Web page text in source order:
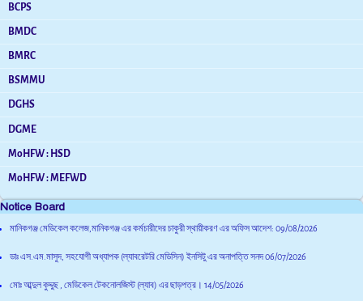
BCPS
BMDC
BMRC
BSMMU
DGHS
DGME
MoHFW : HSD
MoHFW : MEFWD
Notice Board
মানিকগঞ্জ মেডিকেল কলেজ,মানিকগঞ্জ এর কর্মচারীদের চাকুরী স্থায়ীকরণ এর অফিস আদেশ: 09/08/2026
ডাঃ এস.এম.মাসুদ, সহযোগী অধ্যাপক (ল্যাবরেটরি মেডিসিন) ইনসিটু এর অনাপত্তি সনদ06/07/2026
মোঃ আব্দুল কুদ্দুছ , মেডিকেল টেকনোলজিস্ট (ল্যাব) এর ছাড়পত্র। 14/05/2026